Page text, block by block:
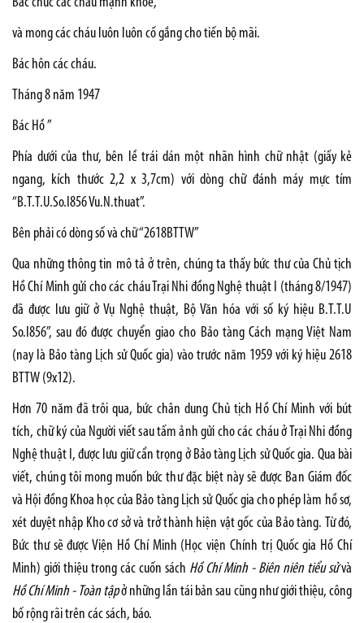
và mong các cháu luôn luôn cố gắng cho tiến bộ mãi.
Bác hôn các cháu.
Tháng 8 năm 1947
Bác Hồ ”
Phía dưới của thư, bên lề trái dán một nhãn hình chữ nhật (giấy kẻ
ngang, kích thước 2,2 x 3,7cm) với dòng chữ đánh máy mực tím
“B.T.T.U.So.I856 Vu.N.thuat”.
Bên phải có dòng số và chữ “2618BTTW”
Qua những thông tin mô tả ở trên, chúng ta thấy bức thư của Chủ tịch
Hồ Chí Minh gửi cho các cháu Trại Nhi đồng Nghệ thuật I (tháng 8/1947)
đã được lưu giữ ở Vụ Nghệ thuật, Bộ Văn hóa với số ký hiệu B.T.T.U
So.I856”, sau đó được chuyển giao cho Bảo tàng Cách mạng Việt Nam
(nay là Bảo tàng Lịch sử Quốc gia) vào trước năm 1959 với ký hiệu 2618
BTTW (9x12).
Hơn 70 năm đã trôi qua, bức chân dung Chủ tịch Hồ Chí Minh với bút
tích, chữ ký của Người viết sau tấm ảnh gửi cho các cháu ở Trại Nhi đồng
Nghệ thuật I, được lưu giữ cẩn trọng ở Bảo tàng Lịch sử Quốc gia. Qua bài
viết, chúng tôi mong muốn bức thư đặc biệt này sẽ được Ban Giám đốc
và Hội đồng Khoa học của Bảo tàng Lịch sử Quốc gia cho phép làm hồ sơ,
xét duyệt nhập Kho cơ sở và trở thành hiện vật gốc của Bảo tàng. Từ đó,
Bức thư sẽ được Viện Hồ Chí Minh (Học viện Chính trị Quốc gia Hồ Chí
Minh) giới thiệu trong các cuốn sách Hồ Chí Minh - Biên niên tiểu sửvà
Hồ Chí Minh - Toàn tậpở những lần tái bản sau cũng như giới thiệu, công
bố rộng rãi trên các sách, báo.